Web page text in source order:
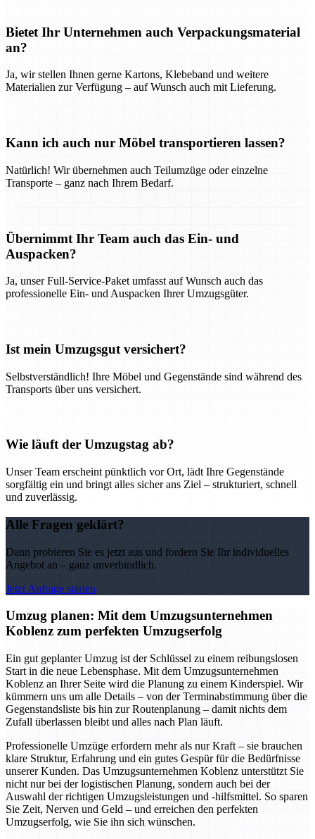
Bietet Ihr Unternehmen auch Verpackungsmaterial
an?
Ja, wir stellen Ihnen gerne Kartons, Klebeband und weitere
Materialien zur Verfügung – auf Wunsch auch mit Lieferung.
Kann ich auch nur Möbel transportieren lassen?
Natürlich! Wir übernehmen auch Teilumzüge oder einzelne
Transporte – ganz nach Ihrem Bedarf.
Übernimmt Ihr Team auch das Ein- und
Auspacken?
Ja, unser Full-Service-Paket umfasst auf Wunsch auch das
professionelle Ein- und Auspacken Ihrer Umzugsgüter.
Ist mein Umzugsgut versichert?
Selbstverständlich! Ihre Möbel und Gegenstände sind während des
Transports über uns versichert.
Wie läuft der Umzugstag ab?
Unser Team erscheint pünktlich vor Ort, lädt Ihre Gegenstände
sorgfältig ein und bringt alles sicher ans Ziel – strukturiert, schnell
und zuverlässig.
Alle Fragen geklärt?
Dann probieren Sie es jetzt aus und fordern Sie Ihr individuelles
Angebot an – ganz unverbindlich.
Jetzt Anfrage starten
Umzug planen: Mit dem Umzugsunternehmen
Koblenz zum perfekten Umzugserfolg
Ein gut geplanter Umzug ist der Schlüssel zu einem reibungslosen
Start in die neue Lebensphase. Mit dem Umzugsunternehmen
Koblenz an Ihrer Seite wird die Planung zu einem Kinderspiel. Wir
kümmern uns um alle Details – von der Terminabstimmung über die
Gegenstandsliste bis hin zur Routenplanung – damit nichts dem
Zufall überlassen bleibt und alles nach Plan läuft.
Professionelle Umzüge erfordern mehr als nur Kraft – sie brauchen
klare Struktur, Erfahrung und ein gutes Gespür für die Bedürfnisse
unserer Kunden. Das Umzugsunternehmen Koblenz unterstützt Sie
nicht nur bei der logistischen Planung, sondern auch bei der
Auswahl der richtigen Umzugsleistungen und -hilfsmittel. So sparen
Sie Zeit, Nerven und Geld – und erreichen den perfekten
Umzugserfolg, wie Sie ihn sich wünschen.